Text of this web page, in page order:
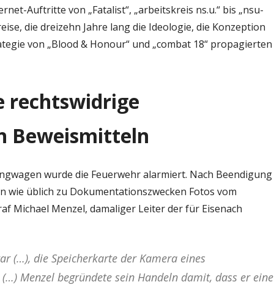
Auftritte von „Fatalist“, „arbeitskreis ns.u.“ bis „nsu-
die dreizehn Jahre lang die Ideologie, die Konzeption
von „Blood & Honour“ und „combat 18“ propagierten
rechtswidrige
Beweismitteln
wurde die Feuerwehr alarmiert. Nach Beendigung
wie üblich zu Dokumentationszwecken Fotos vom
Michael Menzel, damaliger Leiter der für Eisenach
(…), die Speicherkarte der Kamera eines
Menzel begründete sein Handeln damit, dass er eine